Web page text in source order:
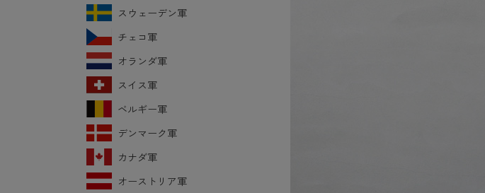
スウェーデン軍
チェコ軍
オランダ軍
スイス軍
ベルギー軍
デンマーク軍
カナダ軍
オーストリア軍